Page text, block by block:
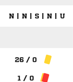
N | N | S | N | U
26 / 0
1 / 0